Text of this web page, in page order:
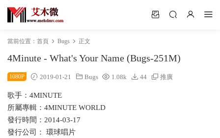
當前位置： 首頁 Bugs 正文
4Minute - What's Your Name (Bugs-251M)
1080P 2019-01-21 Bugs 1.08k 44 推廣
歌手：4MINUTE
所屬專輯：4MINUTE WORLD
發行時間：2014-03-17
發行公司： 環球唱片